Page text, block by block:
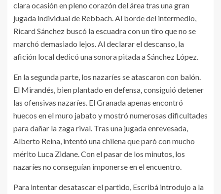
clara ocasión en pleno corazón del área tras una gran
jugada individual de Rebbach. Al borde del intermedio,
Ricard Sánchez buscó la escuadra con un tiro que no se
marchó demasiado lejos. Al declarar el descanso, la
afición local dedicó una sonora pitada a Sánchez López.
En la segunda parte, los nazaríes se atascaron con balón.
El Mirandés, bien plantado en defensa, consiguió detener
las ofensivas nazaríes. El Granada apenas encontró
huecos en el muro jabato y mostró numerosas dificultades
para dañar la zaga rival. Tras una jugada enrevesada,
Alberto Reina, intentó una chilena que paró con mucho
mérito Luca Zidane. Con el pasar de los minutos, los
nazaríes no conseguían imponerse en el encuentro.
Para intentar desatascar el partido, Escribá introdujo a la